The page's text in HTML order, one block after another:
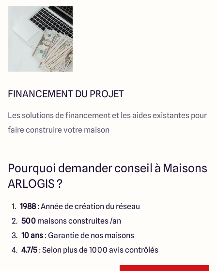
FINANCEMENT DU PROJET
Les solutions de financement et les aides existantes pour
faire construire votre maison
Pourquoi demander conseil à Maisons
ARLOGIS ?
1988: Année de création du réseau
500 maisons construites /an
10 ans : Garantie de nos maisons
4.7/5 : Selon plus de 1000 avis contrôlés